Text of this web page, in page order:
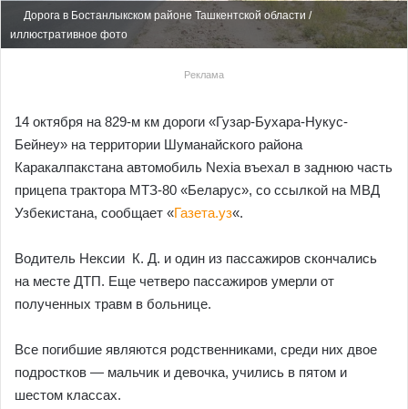
Дорога в Бостанлыкском районе Ташкентской области /
иллюстративное фото
Реклама
14 октября на 829-м км дороги «Гузар-Бухара-Нукус-
Бейнеу» на территории Шуманайского района
Каракалпакстана автомобиль Nexia въехал в заднюю часть
прицепа трактора МТЗ-80 «Беларус», со ссылкой на МВД
Узбекистана, сообщает «Газета.уз«.
Водитель Нексии К. Д. и один из пассажиров скончались
на месте ДТП. Еще четверо пассажиров умерли от
полученных травм в больнице.
Все погибшие являются родственниками, среди них двое
подростков — мальчик и девочка, учились в пятом и
шестом классах.